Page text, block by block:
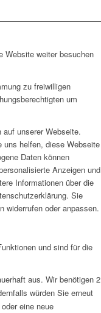
Website weiter besuchen
zu freiwilligen
um
auf unserer Webseite.
uns helfen, diese Webseite
Daten können
Anzeigen und
Informationen über die
Sie
widerrufen oder anpassen.
und sind für die
aus. Wir benötigen 2
würden Sie erneut
eine neue